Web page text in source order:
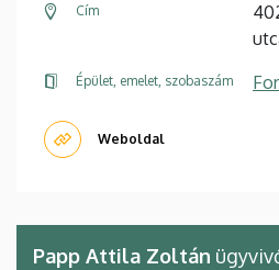
Cím
Épület, emelet, szobaszám
Weboldal
Papp Attila Zoltán